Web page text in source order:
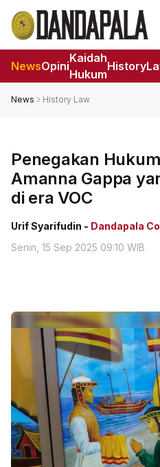
NewsOpini
Kaidah
Hukum
News History Law
Penegakan
Amanna Gappa
di era VOC
Urif Syarifudin - Dandapala
Senin, 15 Sep 2025 09:10 WIB